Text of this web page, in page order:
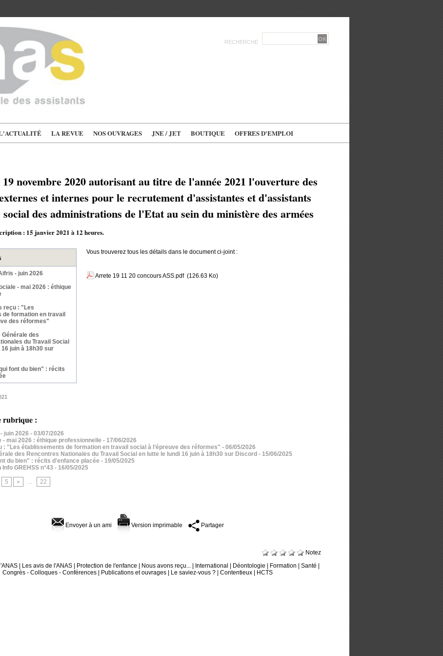
RECHERCHE
LA REVUE NOS OUVRAGES JNE / JET BOUTIQUE OFFRES D'EMPLOI
novembre 2020 autorisant au titre de l'année 2021 l'ouverture des
et internes pour le recrutement d'assistantes et d'assistants
social des administrations de l'Etat au sein du ministère des armées
: 15 janvier 2021 à 12 heures.
- juin 2026
- mai 2026 : éthique
reçu : "Les
de formation en travail
des réformes"
des
du Travail Social
juin à 18h30 sur
font du bien" : récits
Vous trouverez tous les détails dans le document ci-joint :
Arrete 19 11 20 concours ASS.pdf (126.63 Ko)
rubrique :
juin 2026 - 03/07/2026
- mai 2026 : éthique professionnelle - 17/06/2026
: "Les établissements de formation en travail social à l’épreuve des réformes" - 06/05/2026
des Rencontres Nationales du Travail Social en lutte le lundi 16 juin à 18h30 sur Discord - 15/06/2025
du bien" : récits d'enfance placée - 19/05/2025
GREHSS n°43 - 16/05/2025
5 » ... 22
Envoyer à un ami Version imprimable Partager
Notez
Les avis de l'ANAS Protection de l'enfance Nous avons reçu... International Déontologie Formation |Santé
Congrès - Colloques - Conférences
Publications et ouvrages Le saviez-vous ? |Contentieux HCTS